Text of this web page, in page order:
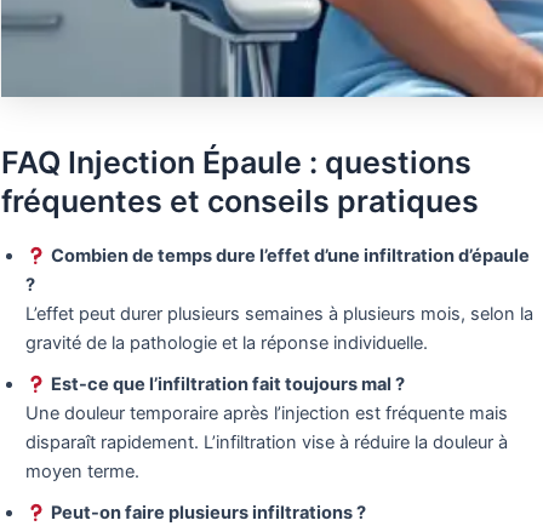
FAQ Injection Épaule : questions
fréquentes et conseils pratiques
Combien de temps dure l’effet d’une infiltration d’épaule
?
L’effet peut durer plusieurs semaines à plusieurs mois, selon la
gravité de la pathologie et la réponse individuelle.
Est-ce que l’infiltration fait toujours mal ?
Une douleur temporaire après l’injection est fréquente mais
disparaît rapidement. L’infiltration vise à réduire la douleur à
moyen terme.
Peut-on faire plusieurs infiltrations ?